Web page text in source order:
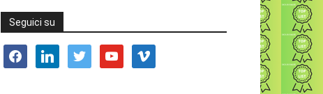
Seguici su
facebooklinkedin twitter youtube vimeo